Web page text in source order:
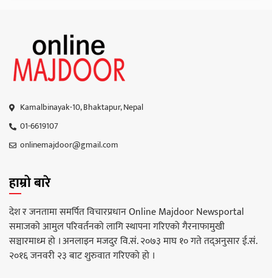
Kamalbinayak-10, Bhaktapur, Nepal
01-6619107
onlinemajdoor@gmail.com
हाम्रो बारे
देश र जनतामा समर्पित विचारप्रधान Online Majdoor Newsportal
समाजको आमुल परिवर्तनको लागि स्थापना गरिएको गैरनाफामुखी
सञ्चारमाध्म हो । अनलाइन मजदुर वि.सं. २०७३ माघ १० गते तद्अनुसार ई.सं.
२०१६ जनवरी २३ बाट शुरुवात गरिएको हो ।